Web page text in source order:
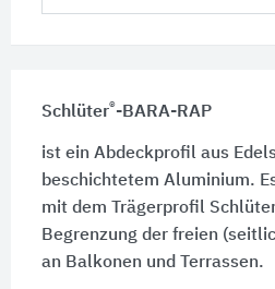
Schlüter®-BARA-RAP
ist ein Abdeckprofil aus
beschichtetem Aluminium.
mit dem Trägerprofil
Begrenzung der freien
an Balkonen und Terrassen.